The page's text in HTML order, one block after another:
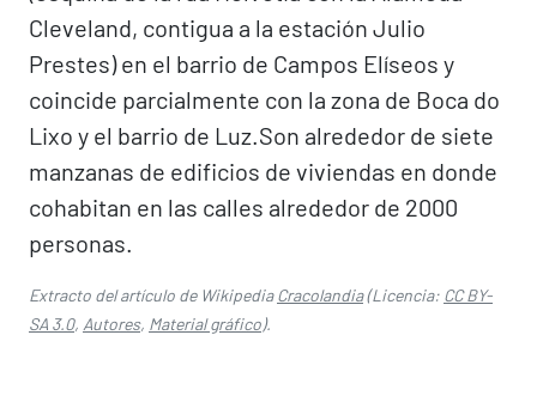
Cleveland, contigua a la estación Julio
Prestes) en el barrio de Campos Elíseos y
coincide parcialmente con la zona de Boca do
Lixo y el barrio de Luz.​​​​​ Son alrededor de siete
manzanas de edificios de viviendas en donde
cohabitan en las calles alrededor de 2000
personas.​
Extracto del artículo de WikipediaCracolandia(Licencia: CC BY-
SA 3.0, Autores, Material gráfico).